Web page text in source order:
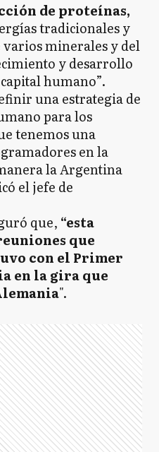
de proteínas,
tradicionales y
varios minerales y del
y desarrollo
humano”.
una estrategia de
para los
tenemos una
en la
la Argentina
el jefe de
que, “esta
que
con el Primer
en la gira que
".